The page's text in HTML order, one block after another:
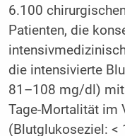
6.100
Patienten, die
die intensivierte
81–108 mg/dl) mit
Tage-Mortalität im
(Blutglukoseziel: